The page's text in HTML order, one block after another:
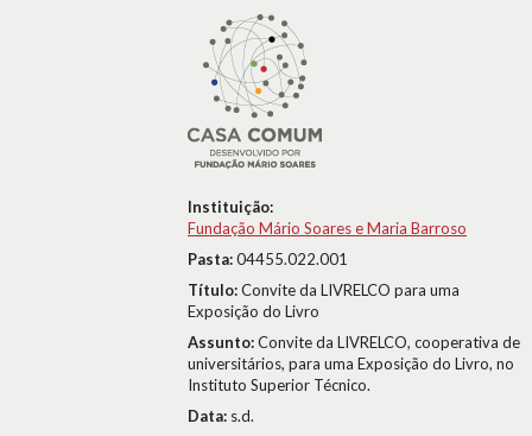
Instituição:
Fundação Mário Soares e Maria Barroso
Pasta:04455.022.001
Título:Convite da LIVRELCO para uma
Exposição do Livro
Assunto:Convite da LIVRELCO, cooperativa de
universitários, para uma Exposição do Livro, no
Instituto Superior Técnico.
Data: s.d.